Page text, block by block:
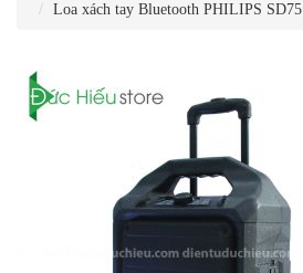
Loa xách tay Bluetooth PHILIPS SD75